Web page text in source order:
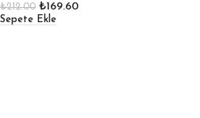
₺212.00 ₺169.60
Sepete Ekle